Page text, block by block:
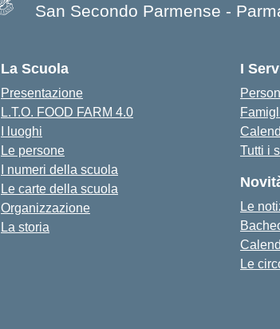
San Secondo Parmense -
La Scuola
Presentazione
L.T.O. FOOD FARM 4.0
I luoghi
Le persone
I numeri della scuola
Le carte della scuola
Organizzazione
La storia
I
Tutti i
Le
Le